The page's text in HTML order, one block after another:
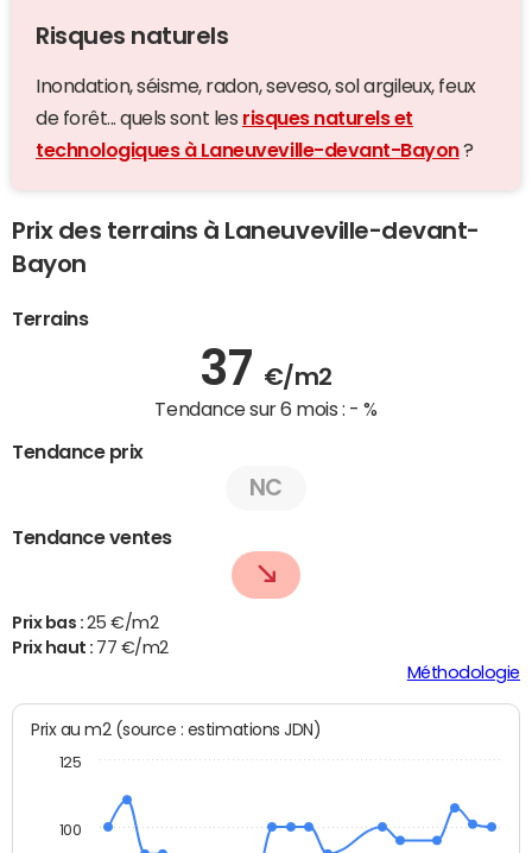
Risques naturels
Inondation, séisme, radon, seveso, sol argileux, feux
de forêt... quels sont les risques naturels et
technologiques à Laneuveville-devant-Bayon?
Prix des terrains à Laneuveville-devant-
Bayon
Terrains
37 €/m2
Tendance sur 6 mois : - %
Tendance prix
NC
Tendance ventes
Prix bas : 25 €/m2
Prix haut : 77 €/m2
Méthodologie
Prix au m2 (source : estimations JDN)
100
125